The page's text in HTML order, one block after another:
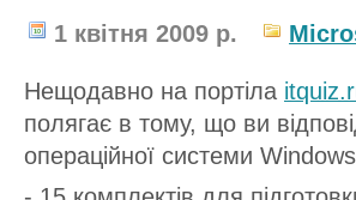
1 квітня 2009 р.
Нещодавно на портіла
полягає в тому, що ви
операційної системи